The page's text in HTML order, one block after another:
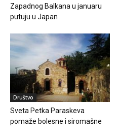
Zapadnog Balkana u januaru
putuju u Japan
Društvo
Sveta Petka Paraskeva
pomaže bolesne i siromašne